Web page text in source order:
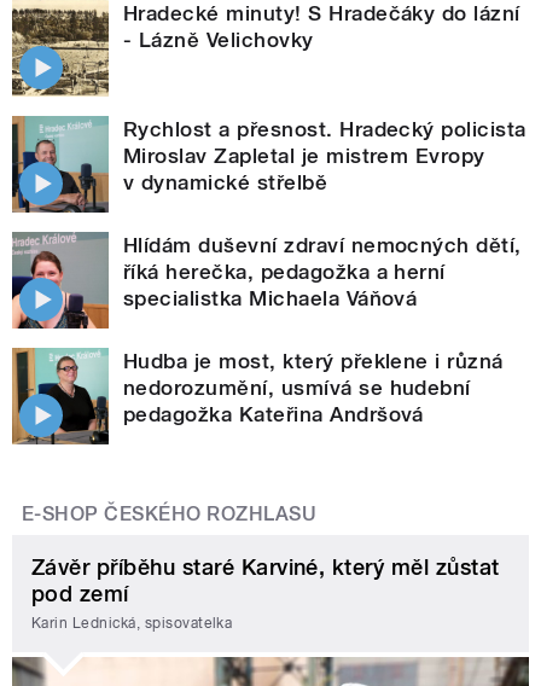
Hradecké minuty! S Hradečáky do lázní
- Lázně Velichovky
Rychlost a přesnost. Hradecký policista
Miroslav Zapletal je mistrem Evropy
v dynamické střelbě
Hlídám duševní zdraví nemocných dětí,
říká herečka, pedagožka a herní
specialistka Michaela Váňová
Hudba je most, který překlene i různá
nedorozumění, usmívá se hudební
pedagožka Kateřina Andršová
E-SHOP ČESKÉHO ROZHLASU
Závěr příběhu staré Karviné, který měl zůstat
pod zemí
Karin Lednická, spisovatelka